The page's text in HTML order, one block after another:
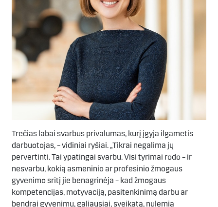
Trečias labai svarbus privalumas, kurį įgyja ilgametis
darbuotojas, – vidiniai ryšiai. „Tikrai negalima jų
pervertinti. Tai ypatingai svarbu. Visi tyrimai rodo – ir
nesvarbu, kokią asmeninio ar profesinio žmogaus
gyvenimo sritį jie benagrinėja – kad žmogaus
kompetencijas, motyvaciją, pasitenkinimą darbu ar
bendrai gyvenimu, galiausiai, sveikatą, nulemia